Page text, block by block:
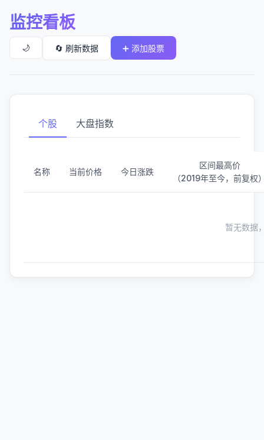
监控看板
🌙 🔄 刷新数据 ➕ 添加股票
个股 大盘指数
名称 当前价格 今日涨跌
区间最高价
（2019年至今，前复权
暂无数据